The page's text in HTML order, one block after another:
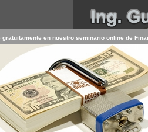
INICIO
CONTACTO
>Inicio/Artículos / El
gratuitamente en nuestro seminario online de